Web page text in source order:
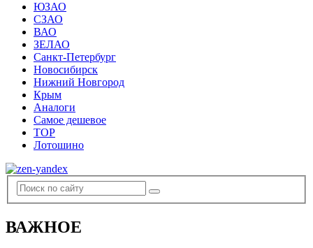
ЮЗАО
СЗАО
ВАО
ЗЕЛАО
Санкт-Петербург
Новосибирск
Нижний Новгород
Крым
Аналоги
Самое дешевое
TOP
Лотошино
ВАЖНОЕ